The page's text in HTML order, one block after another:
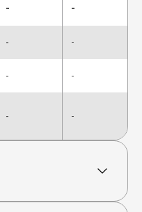
- -
- -
- -
- -